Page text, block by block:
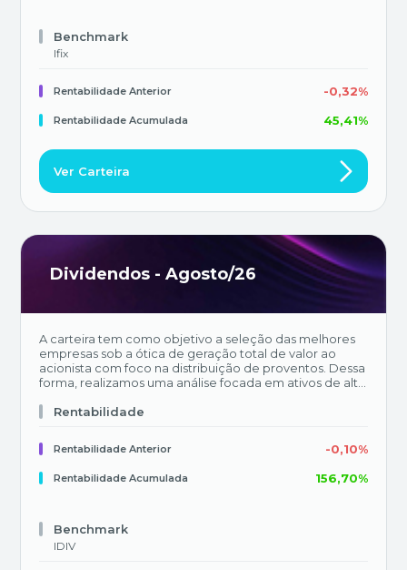
Benchmark
Ifix
Rentabilidade Anterior -0,32%
Rentabilidade Acumulada 45,41%
Ver Carteira
Dividendos - Agosto/26
A carteira tem como objetivo a seleção das melhores
empresas sob a ótica de geração total de valor ao
acionista com foco na distribuição de proventos. Dessa
forma, realizamos uma análise focada em ativos de alta
geração de caixa. A seleção dos ativos é feita de forma
e a equipe de estratégia do BTG Pactual, com uma
revisão mensal da carteira.
Rentabilidade
Rentabilidade Anterior -0,10%
Rentabilidade Acumulada 156,70%
Benchmark
IDIV